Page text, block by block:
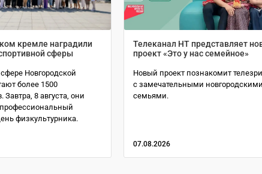
кремле наградили
сферы
Новгородской
более 1500
Завтра, 8 августа, они
физкультурника.
Телеканал НТ представляет
проект «Это у нас семейное»
Новый проект познакомит
с замечательными
семьями.
07.08.2026